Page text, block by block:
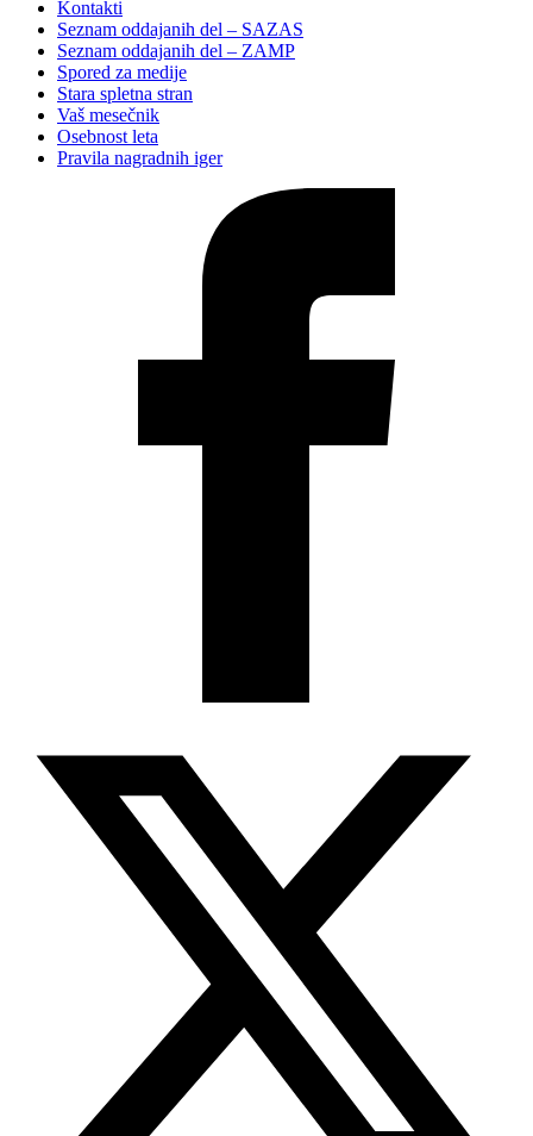
Kontakti
Seznam oddajanih del – SAZAS
Seznam oddajanih del – ZAMP
Spored za medije
Stara spletna stran
Vaš mesečnik
Osebnost leta
Pravila nagradnih iger